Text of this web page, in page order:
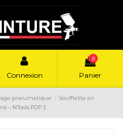
Connexion
0
Panier
pneumatique
Soufflette air
– NTools PDP 3